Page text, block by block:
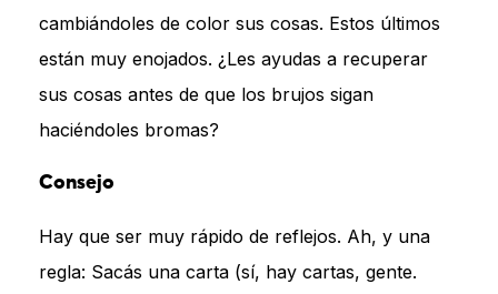
cambiándoles de color sus cosas. Estos últimos
están muy enojados. ¿Les ayudas a recuperar
sus cosas antes de que los brujos sigan
haciéndoles bromas?
Consejo
Hay que ser muy rápido de reflejos. Ah, y una
regla: Sacás una carta (sí, hay cartas, gente.